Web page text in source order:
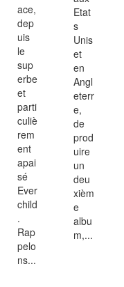
ace,
dep
uis
le
sup
erbe
et
parti
culiè
rem
ent
apai
sé
Ever
child
.
Rap
pelo
ns...
Etat
s
Unis
et
en
Angl
eterr
e,
de
prod
uire
un
deu
xièm
e
albu
m,...